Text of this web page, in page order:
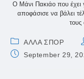
Ο Μάνι Πακιάο που έχει
αποφάσισε να βάλει
τους
Post
category:
ΑΛΛΑ ΣΠΟΡ
PostSeptember 29,